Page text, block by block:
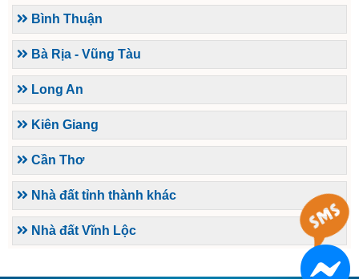
Bình Thuận
Bà Rịa - Vũng Tàu
Long An
Kiên Giang
Cần Thơ
Nhà đất tỉnh thành khác
Nhà đất Vĩnh Lộc